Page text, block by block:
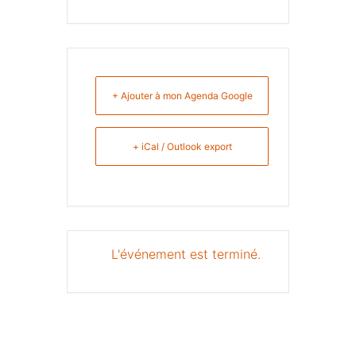
+ Ajouter à mon Agenda Google
+ iCal / Outlook export
L'événement est terminé.